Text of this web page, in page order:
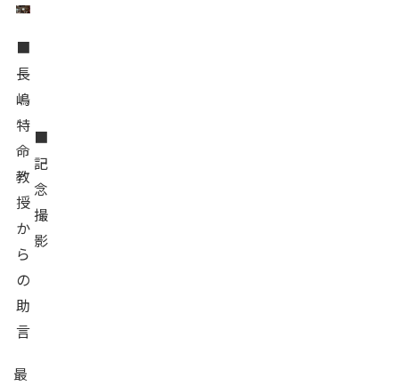
■
長
嶋
特
命
教
授
か
ら
の
助
言
■
記
念
撮
影
最